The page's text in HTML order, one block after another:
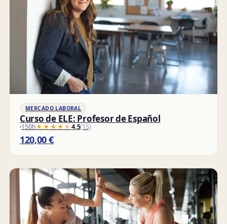
MERCADO LABORAL
Curso de ELE: Profesor de Español
150h★★★★★
★★★★★4,5(15)
120,00€